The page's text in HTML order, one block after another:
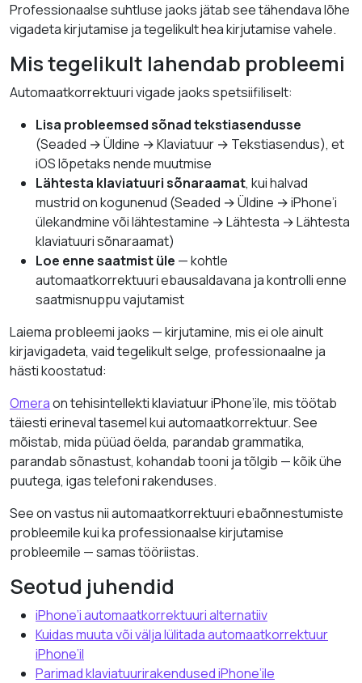
Professionaalse suhtluse jaoks jätab see tähendava lõhe
vigadeta kirjutamise ja tegelikult hea kirjutamise vahele.
Mis tegelikult lahendab probleemi
Automaatkorrektuuri vigade jaoks spetsiifiliselt:
Lisa probleemsed sõnad tekstiasendusse
(Seaded → Üldine → Klaviatuur → Tekstiasendus), et
iOS lõpetaks nende muutmise
Lähtesta klaviatuuri sõnaraamat, kui halvad
mustrid on kogunenud (Seaded → Üldine → iPhone’i
ülekandmine või lähtestamine → Lähtesta → Lähtesta
klaviatuuri sõnaraamat)
Loe enne saatmist üle — kohtle
automaatkorrektuuri ebausaldavana ja kontrolli enne
saatmisnuppu vajutamist
Laiema probleemi jaoks — kirjutamine, mis ei ole ainult
kirjavigadeta, vaid tegelikult selge, professionaalne ja
hästi koostatud:
Omeraon tehisintellekti klaviatuur iPhone’ile, mis töötab
täiesti erineval tasemel kui automaatkorrektuur. See
mõistab, mida püüad öelda, parandab grammatika,
parandab sõnastust, kohandab tooni ja tõlgib — kõik ühe
puutega, igas telefoni rakenduses.
See on vastus nii automaatkorrektuuri ebaõnnestumiste
probleemile kui ka professionaalse kirjutamise
probleemile — samas tööriistas.
Seotud juhendid
iPhone’i automaatkorrektuuri alternatiiv
Kuidas muuta või välja lülitada automaatkorrektuur
iPhone’il
Parimad klaviatuurirakendused iPhone’ile